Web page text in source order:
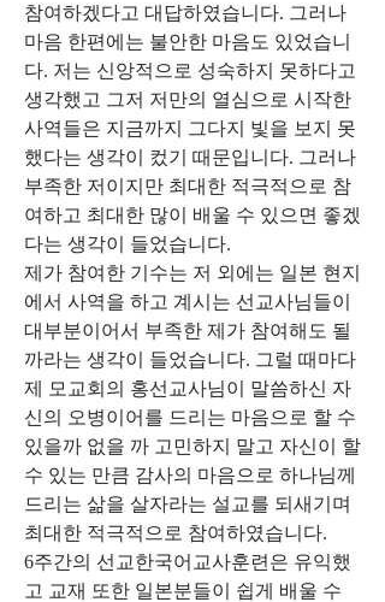
참여하겠다고 대답하였습니다. 그러나
마음 한편에는 불안한 마음도 있었습니
다. 저는 신앙적으로 성숙하지 못하다고
생각했고 그저 저만의 열심으로 시작한
사역들은 지금까지 그다지 빛을 보지 못
했다는 생각이 컸기 때문입니다. 그러나
부족한 저이지만 최대한 적극적으로 참
여하고 최대한 많이 배울 수 있으면 좋겠
다는 생각이 들었습니다.
제가 참여한 기수는 저 외에는 일본 현지
에서 사역을 하고 계시는 선교사님들이
대부분이어서 부족한 제가 참여해도 될
까라는 생각이 들었습니다. 그럴 때마다
제 모교회의 홍선교사님이 말씀하신 자
신의 오병이어를 드리는 마음으로 할 수
있을까 없을 까 고민하지 말고 자신이 할
수 있는 만큼 감사의 마음으로 하나님께
드리는 삶을 살자라는 설교를 되새기며
최대한 적극적으로 참여하였습니다.
6주간의 선교한국어교사훈련은 유익했
고 교재 또한 일본분들이 쉽게 배울 수